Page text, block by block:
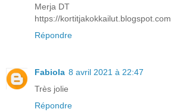
Merja DT
https://kortitjakokkailut.blogspot.com
Répondre
Fabiola 8 avril 2021 à 22:47
Très jolie
Répondre